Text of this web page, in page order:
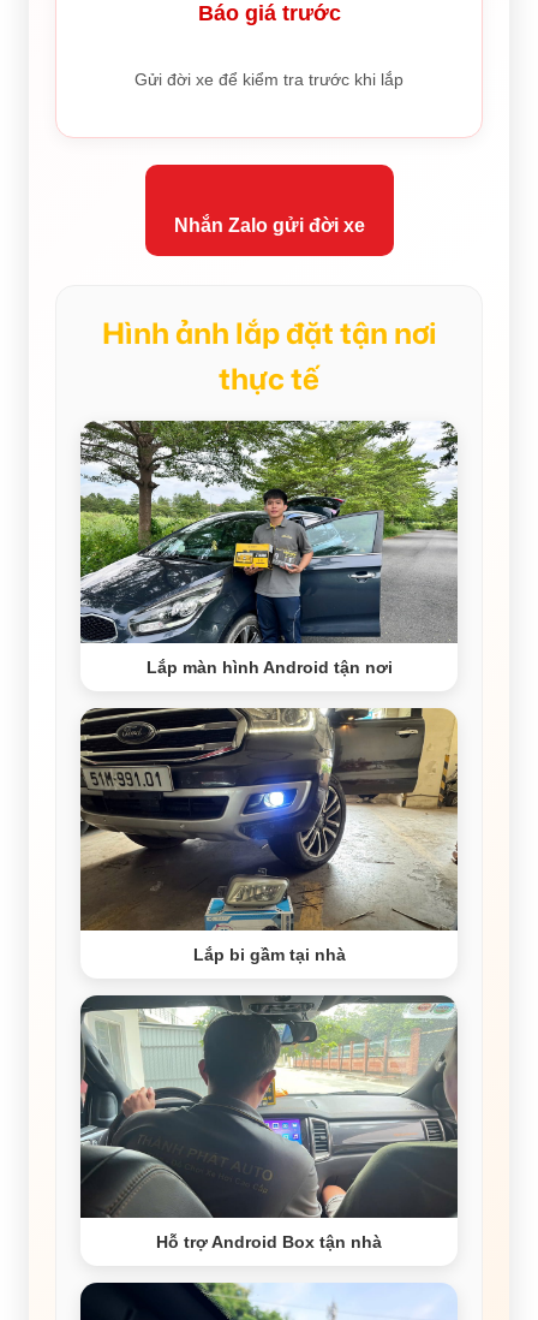
Báo giá trước
Gửi đời xe để kiểm tra trước khi lắp
Nhắn Zalo gửi đời xe
Hình ảnh lắp đặt tận nơi
thực tế
Lắp màn hình Android tận nơi
Lắp bi gầm tại nhà
Hỗ trợ Android Box tận nhà